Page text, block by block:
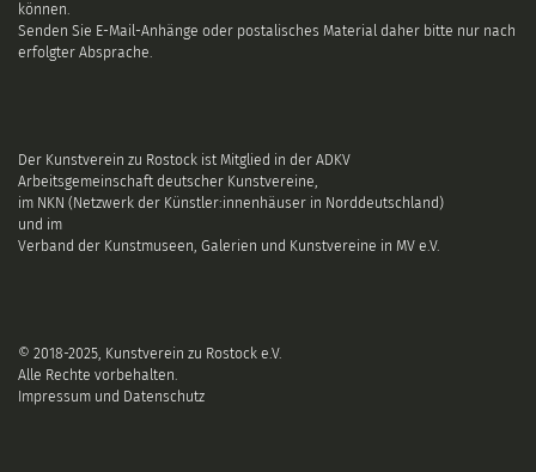
können.
Senden Sie E-Mail-Anhänge oder postalisches Material daher bitte nur nach
erfolgter Absprache.
Der Kunstverein zu Rostock ist Mitglied in der ADKV
Arbeitsgemeinschaft deutscher Kunstvereine,
im NKN (Netzwerk der Künstler:innenhäuser in Norddeutschland)
und im
Verband der Kunstmuseen, Galerien und Kunstvereine in MV e.V.
© 2018-2025, Kunstverein zu Rostock e.V.
Alle Rechte vorbehalten.
Impressum und Datenschutz